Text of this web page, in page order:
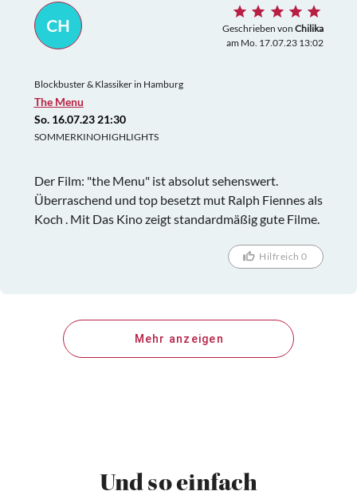
CH Geschrieben von Chilika
am Mo. 17.07.23 13:02
Blockbuster & Klassiker in Hamburg
The Menu
So. 16.07.23 21:30
SOMMERKINOHIGHLIGHTS
Der Film: "the Menu" ist absolut sehenswert.
Überraschend und top besetzt mut Ralph Fiennes als
Koch . Mit Das Kino zeigt standardmäßig gute Filme.
Hilfreich 0
Mehr anzeigen
Und so einfach